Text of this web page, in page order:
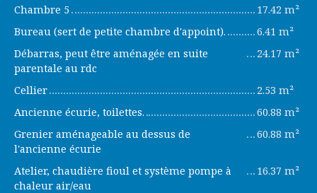
Chambre 5
17.42 m²
Bureau (sert de petite chambre d'appoint).
6.41 m²
Débarras, peut être aménagée en suite
parentale au rdc
24.17 m²
Cellier
2.53 m²
Ancienne écurie, toilettes.
60.88 m²
Grenier aménageable au dessus de
l'ancienne écurie
60.88 m²
Atelier, chaudière fioul et système pompe à
chaleur air/eau
16.37 m²